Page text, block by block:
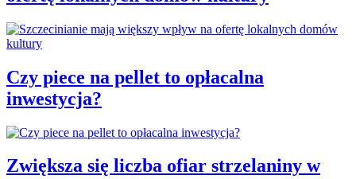
Czy piece na pellet to opłacalna
inwestycja?
Zwiększa się liczba ofiar strzelaniny w